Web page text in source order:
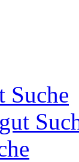
Suche